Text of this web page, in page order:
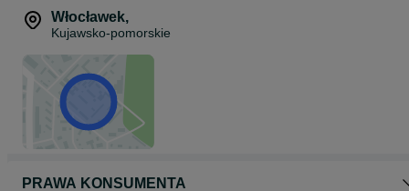
Włocławek,
Kujawsko-pomorskie
PRAWA KONSUMENTA